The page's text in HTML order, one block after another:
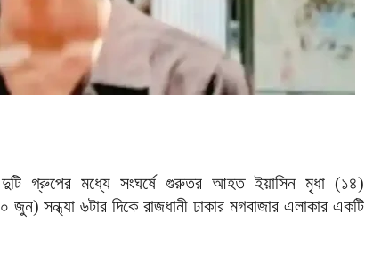
দুটি গ্রুপের মধ্যে সংঘর্ষে গুরুতর আহত ইয়াসিন মৃধা (১৪)
জুন) সন্ধ্যা ৬টার দিকে রাজধানী ঢাকার মগবাজার এলাকার একটি